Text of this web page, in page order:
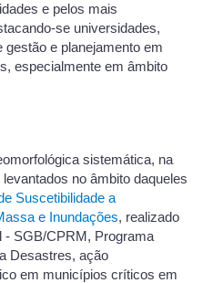
e pelos mais
se universidades,
e planejamento em
especialmente em âmbito
sistemática, na
no âmbito daqueles
Suscetibilidade a
e Inundações, realizado
- SGB/CPRM, Programa
Desastres, ação
em municípios críticos em